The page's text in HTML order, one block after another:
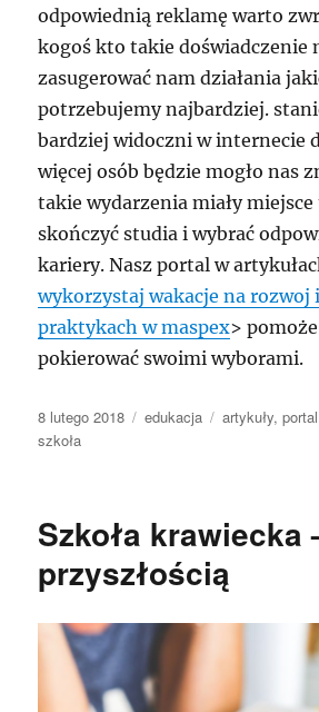
odpowiednią reklamę warto
kogoś kto takie doświadczenie
zasugerować nam działania
potrzebujemy najbardziej.
bardziej widoczni w internecie
więcej osób będzie mogło nas
takie wydarzenia miały
skończyć studia i wybrać
kariery. Nasz portal w
wykorzystaj wakacje na rozwoj
praktykach w maspex>
pokierować swoimi wyborami.
Data
publikacji
8 lutego 2018 Kategorie
edukacja Tagi
artykuły,portal
szkoła
Szkoła krawiecka
przyszłością